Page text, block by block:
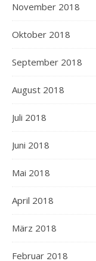
November 2018
Oktober 2018
September 2018
August 2018
Juli 2018
Juni 2018
Mai 2018
April 2018
März 2018
Februar 2018